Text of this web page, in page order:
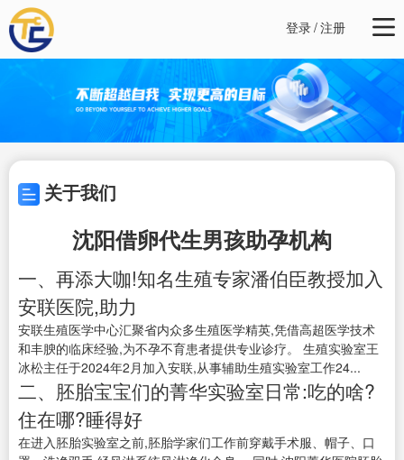
登录/注册
关于我们
沈阳借卵代生男孩助孕机构
一、再添大咖!知名生殖专家潘伯臣教授加入
安联医院,助力
安联生殖医学中心汇聚省内众多生殖医学精英,凭借高超医学技术
和丰腴的临床经验,为不孕不育患者提供专业诊疗。 生殖实验室王
冰松主任于2024年2月加入安联,从事辅助生殖实验室工作24...
二、胚胎宝宝们的菁华实验室日常:吃的啥?
住在哪?睡得好
在进入胚胎实验室之前,胚胎学家们工作前穿戴手术服、帽子、口